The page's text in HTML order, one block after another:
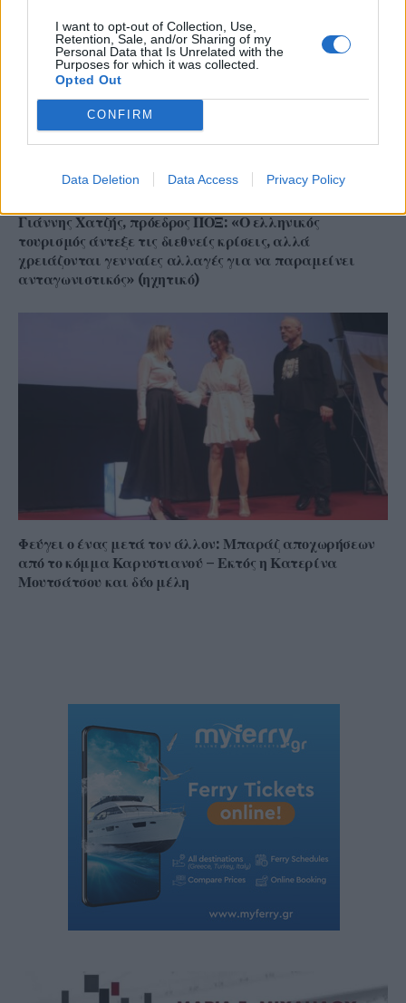
I want to opt-out of Collection, Use,
Retention, Sale, and/or Sharing of my
Personal Data that Is Unrelated with the
Purposes for which it was collected.
Opted Out
CONFIRM
Data Deletion Data Access Privacy Policy
Γιάννης Χατζής, πρόεδρος ΠΟΞ: «Ο ελληνικός
τουρισμός άντεξε τις διεθνείς κρίσεις, αλλά
χρειάζονται γενναίες αλλαγές για να παραμείνει
ανταγωνιστικός» (ηχητικό)
Φεύγει ο ένας μετά τον άλλον: Μπαράζ αποχωρήσεων
από το κόμμα Καρυστιανού – Εκτός η Κατερίνα
Μουτσάτσου και δύο μέλη